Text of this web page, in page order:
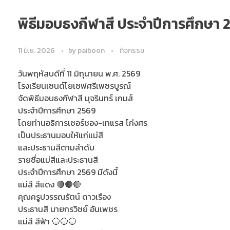
พิธีมอบธงกีฬาสี ประจำปีการศึกษา
11 มิ.ย. 2026 bypaiboon กิจกรรม
วันพฤหัสบดีที่ 11 มิถุนายน พ.ศ. 2569
โรงเรียนเซนต์โยเซฟศรีเพชรบูรณ์
จัดพิธีมอบธงกีฬาสี มุจรินทร์ เกมส์
ประจำปีการศึกษา 2569
โดยท่านอธิการเซอร์ชอง-เทแรส โก่งศร
เป็นประธานมอบให้แก่แม่สี
และประธานสีตามลำดับ
รายชื่อแม่สีและประธานสี
ประจำปีการศึกษา 2569 มีดังนี้
แม่สี สีแดง 🔴🔴🔴
คุณครูปวรรณรัตน์ ดาวเรือง
ประธานสี นายกรวิชย์ อันเพชร
แม่สี สีฟ้า 🔵🔵🔵